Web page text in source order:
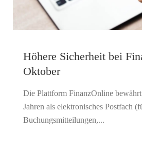
Höhere Sicherheit bei
Oktober
Die Plattform FinanzOnline
Jahren als elektronisches Postfach
Buchungsmitteilungen,...